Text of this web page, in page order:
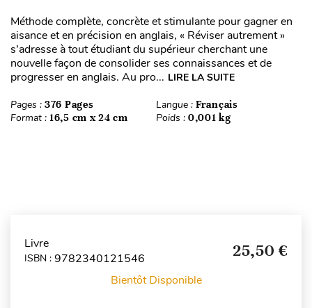
Méthode complète, concrète et stimulante pour gagner en
aisance et en précision en anglais, « Réviser autrement »
s’adresse à tout étudiant du supérieur cherchant une
nouvelle façon de consolider ses connaissances et de
progresser en anglais. Au pro... LIRE LA SUITE
Pages : 376 Pages Langue : Français
Format : 16,5 cm x 24 cm Poids : 0,001 kg
Livre
ISBN : 9782340121546 25,50 €
Bientôt Disponible